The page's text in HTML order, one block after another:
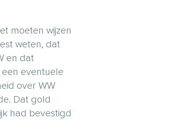
moeten wijzen
weten, dat
en dat
eventuele
over WW
Dat gold
had bevestigd